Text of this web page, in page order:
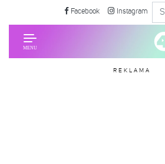
Facebook Instagram
REKLAMA